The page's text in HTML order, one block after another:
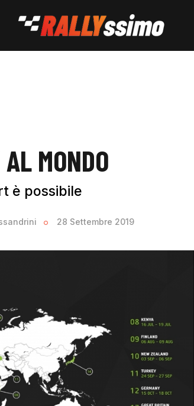
MONDO
è possibile
28 Settembre 2019